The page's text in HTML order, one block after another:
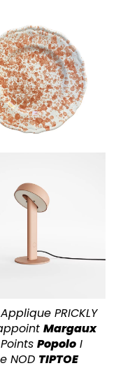
PRICKLY
Margaux
Popolo I
NOD TIPTOE